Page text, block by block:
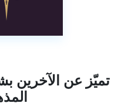
تميّز عن الآخرين